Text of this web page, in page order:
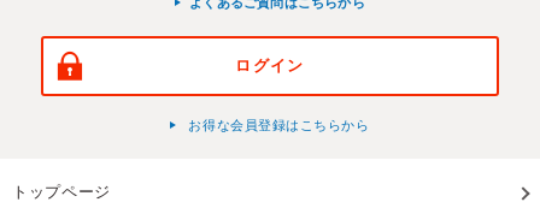
ログイン
お得な会員登録はこちらから
トップページ